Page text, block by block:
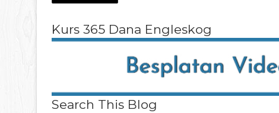
Kurs 365 Dana Engleskog
Search This Blog